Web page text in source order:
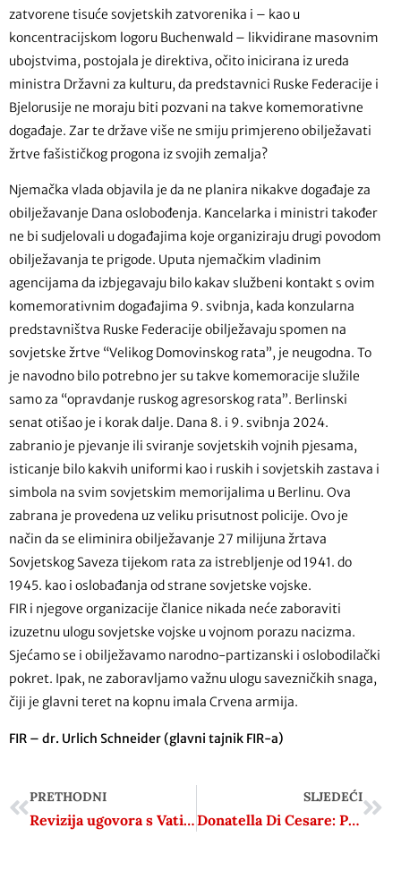
zatvorene tisuće sovjetskih zatvorenika i – kao u
koncentracijskom logoru Buchenwald – likvidirane masovnim
ubojstvima, postojala je direktiva, očito inicirana iz ureda
ministra Državni za kulturu, da predstavnici Ruske Federacije i
Bjelorusije ne moraju biti pozvani na takve komemorativne
događaje. Zar te države više ne smiju primjereno obilježavati
žrtve fašističkog progona iz svojih zemalja?
Njemačka vlada objavila je da ne planira nikakve događaje za
obilježavanje Dana oslobođenja. Kancelarka i ministri također
ne bi sudjelovali u događajima koje organiziraju drugi povodom
obilježavanja te prigode. Uputa njemačkim vladinim
agencijama da izbjegavaju bilo kakav službeni kontakt s ovim
komemorativnim događajima 9. svibnja, kada konzularna
predstavništva Ruske Federacije obilježavaju spomen na
sovjetske žrtve “Velikog Domovinskog rata”, je neugodna. To
je navodno bilo potrebno jer su takve komemoracije služile
samo za “opravdanje ruskog agresorskog rata”. Berlinski
senat otišao je i korak dalje. Dana 8. i 9. svibnja 2024.
zabranio je pjevanje ili sviranje sovjetskih vojnih pjesama,
isticanje bilo kakvih uniformi kao i ruskih i sovjetskih zastava i
simbola na svim sovjetskim memorijalima u Berlinu. Ova
zabrana je provedena uz veliku prisutnost policije. Ovo je
način da se eliminira obilježavanje 27 milijuna žrtava
Sovjetskog Saveza tijekom rata za istrebljenje od 1941. do
1945. kao i oslobađanja od strane sovjetske vojske.
FIR i njegove organizacije članice nikada neće zaboraviti
izuzetnu ulogu sovjetske vojske u vojnom porazu nacizma.
Sjećamo se i obilježavamo narodno-partizanski i oslobodilački
pokret. Ipak, ne zaboravljamo važnu ulogu savezničkih snaga,
čiji je glavni teret na kopnu imala Crvena armija.
FIR – dr. Urlich Schneider (glavni tajnik FIR-a)
PRETHODNI
Revizija ugovora s Vatikanom ostaje NE temom: HBK se slaže
SLJEDEĆI
Donatella Di Cesare: Pacifisti su imali pravo